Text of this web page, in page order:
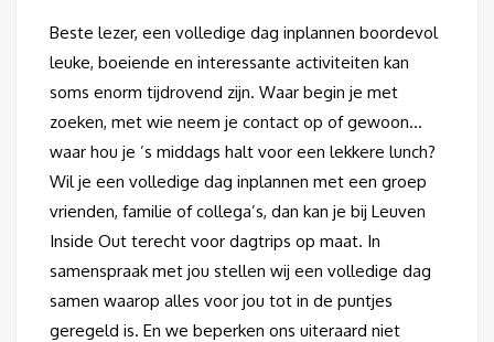
Beste lezer, een volledige dag inplannen boordevol
leuke, boeiende en interessante activiteiten kan
soms enorm tijdrovend zijn. Waar begin je met
zoeken, met wie neem je contact op of gewoon…
waar hou je ’s middags halt voor een lekkere lunch?
Wil je een volledige dag inplannen met een groep
vrienden, familie of collega’s, dan kan je bij Leuven
Inside Out terecht voor dagtrips op maat. In
samenspraak met jou stellen wij een volledige dag
samen waarop alles voor jou tot in de puntjes
geregeld is. En we beperken ons uiteraard niet